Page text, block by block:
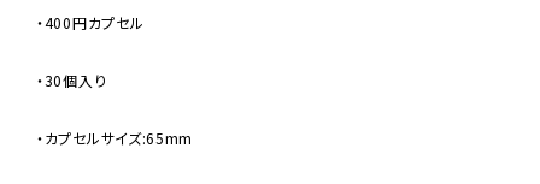
・400円カプセル
・30個入り
・カプセルサイズ:65mm